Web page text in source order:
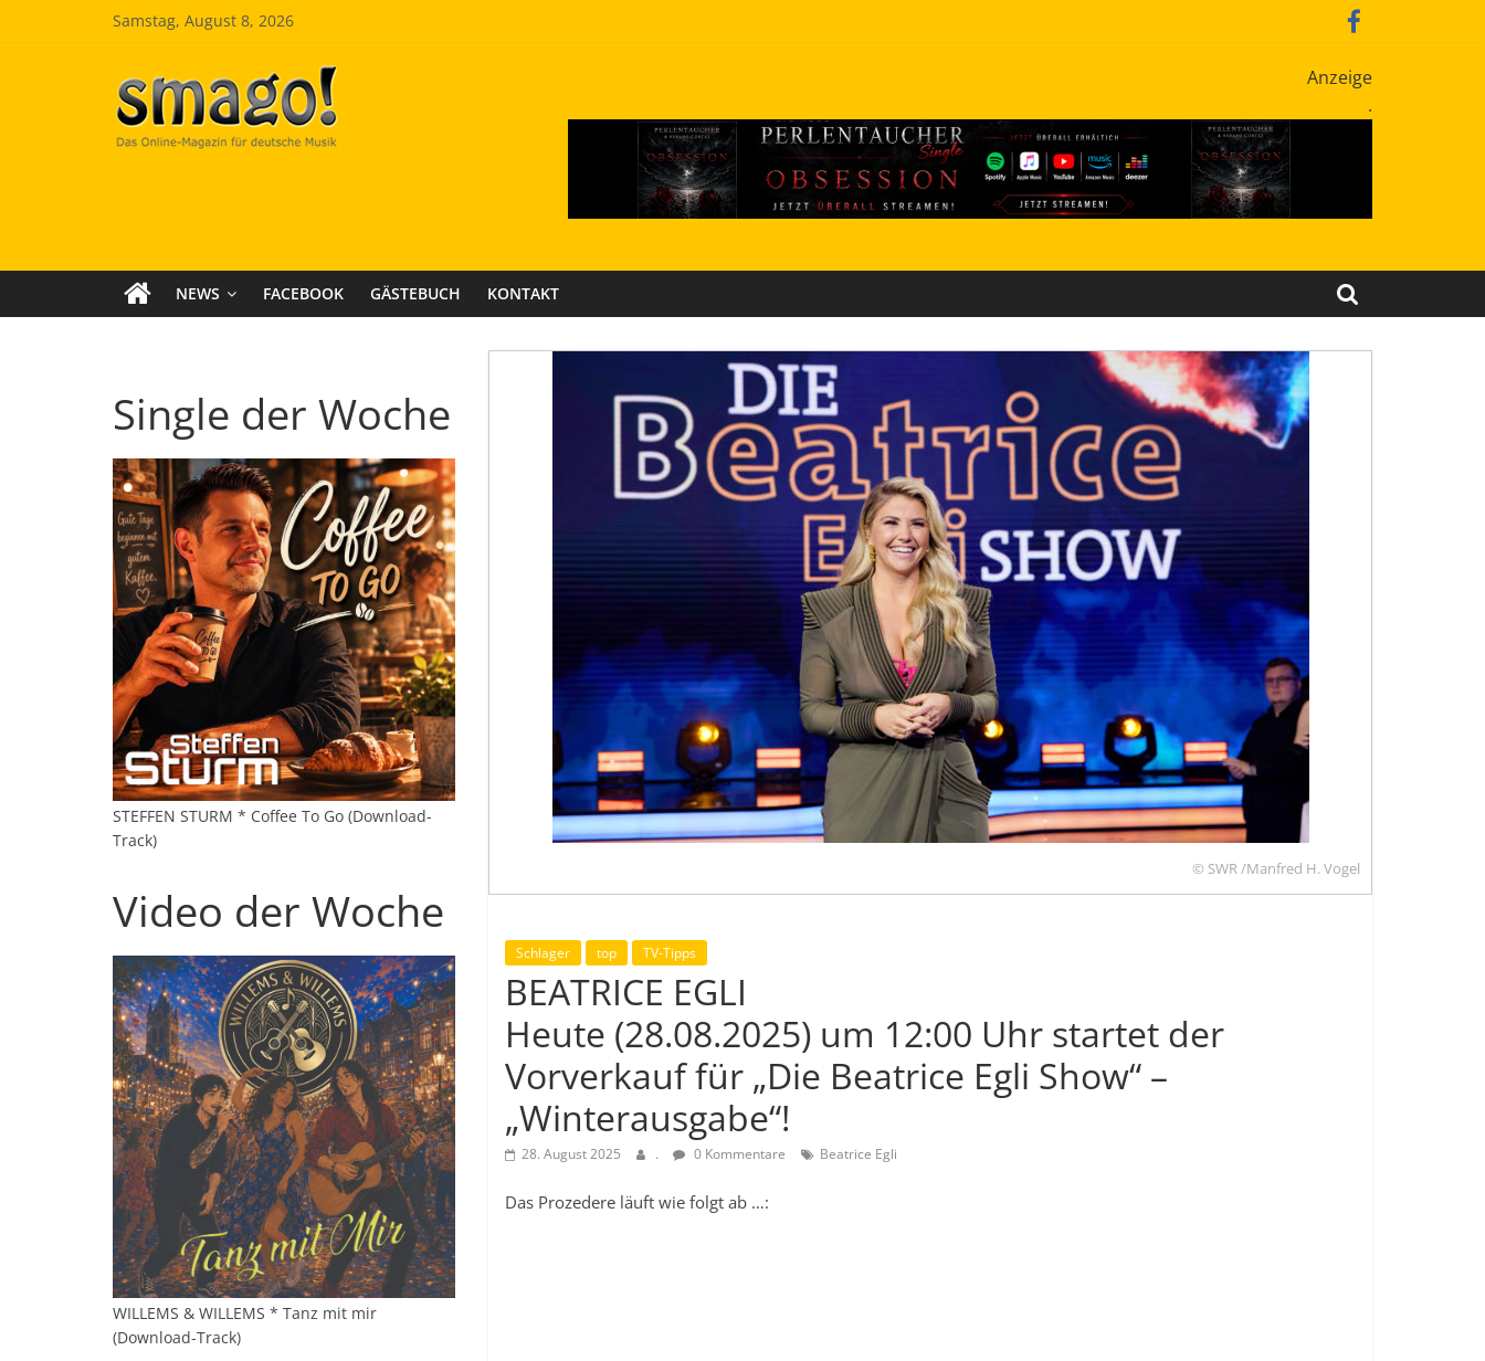
Samstag, August 8, 2026
Smago
SchlagerMAGazinOnline
Anzeige
.
NEWS FACEBOOK GÄSTEBUCH KONTAKT
© SWR /Manfred H. Vogel
Schlager top TV-Tipps
BEATRICE EGLI
Heute (28.08.2025) um 12:00 Uhr startet der
Vorverkauf für „Die Beatrice Egli Show“ –
„Winterausgabe“!
28. August 2025 . 0 Kommentare Beatrice Egli
Das Prozedere läuft wie folgt ab …:
Single der Woche
STEFFEN STURM * Coffee To Go (Download-
Track)
Video der Woche
WILLEMS & WILLEMS * Tanz mit mir
(Download-Track)